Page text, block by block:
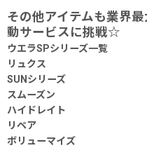
その他アイテムも業界
動サービスに挑戦☆
ウエラSPシリーズ一覧
リュクス
SUNシリーズ
スムーズン
ハイドレイト
リペア
ボリューマイズ